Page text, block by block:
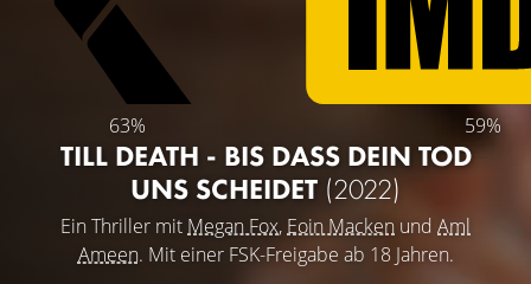
63% 59%
TILL DEATH - BIS DASS DEIN TOD
UNS SCHEIDET (2022)
Ein Thriller mit Megan Fox, Eoin Macken und Aml
Ameen. Mit einer FSK-Freigabe ab 18 Jahren.